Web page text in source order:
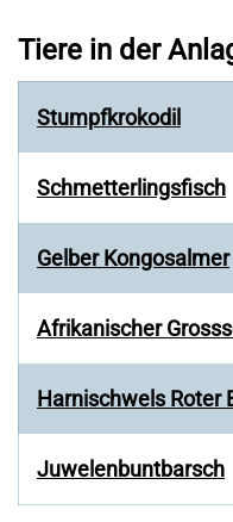
Tiere in der
Stumpfkrokodil
Schmetterlingsfisch
Gelber Kongosalmer
Afrikanischer
Harnischwels Roter
Juwelenbuntbarsch